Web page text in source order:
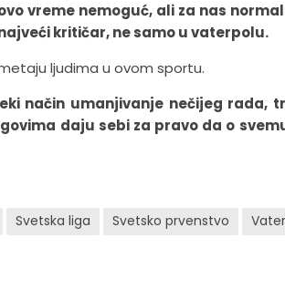
vreme nemoguć, ali za nas
kritičar, ne samo u vaterpolu.
ljudima u ovom sportu.
način umanjivanje nečijeg rada,
daju sebi za pravo da o
Svetska liga Svetsko prvenstvo